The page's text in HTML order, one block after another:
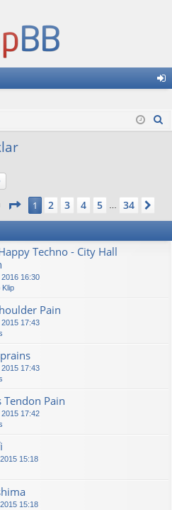
ş
. sayfa (Toplam 34sayfa)
1 2 3 4 5 34
Techno - City Hall
2016 16:30
Klip
Pain
17:43
17:43
Pain
17:42
15:18
15:18